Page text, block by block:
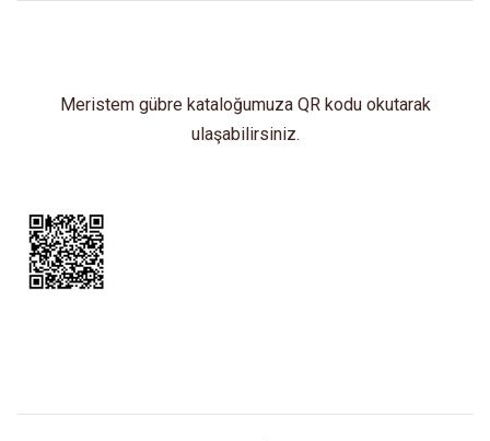
Meristem gübre kataloğumuza QR kodu okutarak
ulaşabilirsiniz.